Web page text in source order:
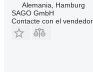
Alemania, Hamburg
SAGO GmbH
Contacte con el vendedor